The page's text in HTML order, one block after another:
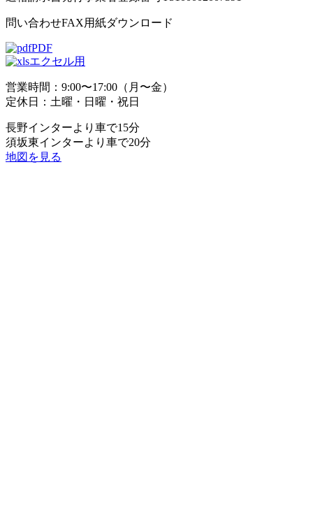
問い合わせFAX用紙ダウンロード
PDF
エクセル用
営業時間：9:00〜17:00（月〜金）
定休日：土曜・日曜・祝日
長野インターより車で15分
須坂東インターより車で20分
地図を見る